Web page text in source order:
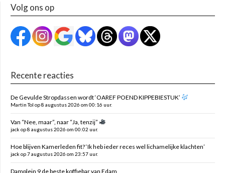
Volg ons op
Recente reacties
De Gevulde Stropdassen wordt ‘OAREF POEND KIPPEBIESTUK’
Martin Tol op 8 augustus 2026 om 00:16 uur.
Van “Nee, maar”, naar “Ja, tenzij”
jack op 8 augustus 2026 om 00:02 uur.
Hoe blijven Kamerleden fit? ‘Ik heb ieder reces wel lichamelijke klachten’
jack op 7 augustus 2026 om 23:57 uur.
Damplein 9 de beste koffiebar van Edam